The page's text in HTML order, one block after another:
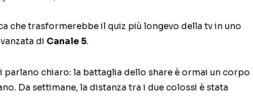
che trasformerebbe il quiz più longevo della tv in uno
di Canale 5.
parlano chiaro: la battaglia dello share è ormai un corpo
Da settimane, la distanza tra i due colossi è stata